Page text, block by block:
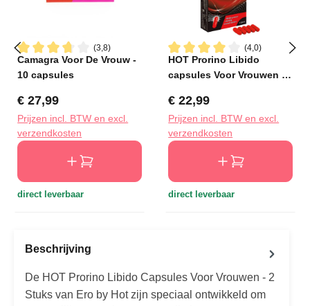
(3,8)
Gemiddelde waardering van 3.7 van 5 sterren
Camagra Voor De Vrouw -
10 capsules
Normale prijs:
€ 27,99
Prijzen incl. BTW en excl.
verzendkosten
direct leverbaar
(4,0)
Gemiddelde waardering van
HOT Prorino Libido
capsules Voor Vrouwen -
Normale prijs:
€ 22,99
Prijzen incl. BTW en excl.
verzendkosten
direct leverbaar
Beschrijving
De HOT Prorino Libido Capsules Voor Vrouwen - 2
Stuks van Ero by Hot zijn speciaal ontwikkeld om